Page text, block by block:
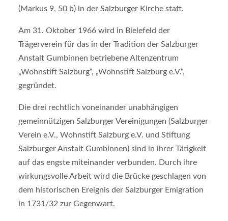
(Markus 9, 50 b) in der Salzburger Kirche statt.
Am 31. Oktober 1966 wird in Bielefeld der
Trägerverein für das in der Tradition der Salzburger
Anstalt Gumbinnen betriebene Altenzentrum
„Wohnstift Salzburg“, „Wohnstift Salzburg e.V.“,
gegründet.
Die drei rechtlich voneinander unabhängigen
gemeinnützigen Salzburger Vereinigungen (Salzburger
Verein e.V., Wohnstift Salzburg e.V. und Stiftung
Salzburger Anstalt Gumbinnen) sind in ihrer Tätigkeit
auf das engste miteinander verbunden. Durch ihre
wirkungsvolle Arbeit wird die Brücke geschlagen von
dem historischen Ereignis der Salzburger Emigration
in 1731/32 zur Gegenwart.